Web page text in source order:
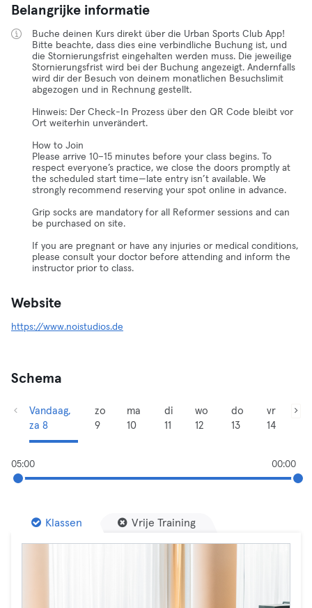
Belangrijke informatie
Buche deinen Kurs direkt über die Urban Sports Club App!
Bitte beachte, dass dies eine verbindliche Buchung ist, und
die Stornierungsfrist eingehalten werden muss. Die jeweilige
Stornierungsfrist wird bei der Buchung angezeigt. Andernfalls
wird dir der Besuch von deinem monatlichen Besuchslimit
abgezogen und in Rechnung gestellt.
Hinweis: Der Check-In Prozess über den QR Code bleibt vor
Ort weiterhin unverändert.
How to Join
Please arrive 10–15 minutes before your class begins. To
respect everyone’s practice, we close the doors promptly at
the scheduled start time—late entry isn’t available. We
strongly recommend reserving your spot online in advance.
Grip socks are mandatory for all Reformer sessions and can
be purchased on site.
If you are pregnant or have any injuries or medical conditions,
please consult your doctor before attending and inform the
instructor prior to class.
Website
https://www.noistudios.de
Schema
Vandaag,
za 8
zo
9
ma
10
di
11
wo
12
do
13
vr
14
05:00 00:00
Klassen Vrije Training